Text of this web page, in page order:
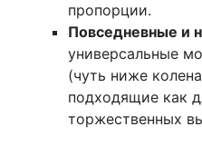
пропорции.
Повседневные и
универсальные
(чуть ниже
подходящие как
торжественных